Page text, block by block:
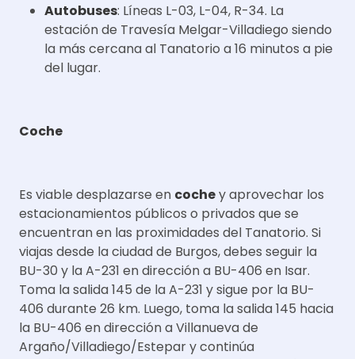
Autobuses: Líneas L-03, L-04, R-34. La
estación de Travesía Melgar-Villadiego siendo
la más cercana al Tanatorio a 16 minutos a pie
del lugar.
Coche
Es viable desplazarse en cochey aprovechar los
estacionamientos públicos o privados que se
encuentran en las proximidades del Tanatorio. Si
viajas desde la ciudad de Burgos, debes seguir la
BU-30 y la A-231 en dirección a BU-406 en Isar.
Toma la salida 145 de la A-231 y sigue por la BU-
406 durante 26 km. Luego, toma la salida 145 hacia
la BU-406 en dirección a Villanueva de
Argaño/Villadiego/Estepar y continúa